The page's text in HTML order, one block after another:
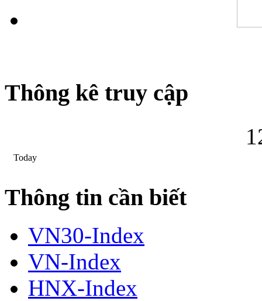
Thông kê truy cập
1
Today
Thông tin cần biết
VN30-Index
VN-Index
HNX-Index